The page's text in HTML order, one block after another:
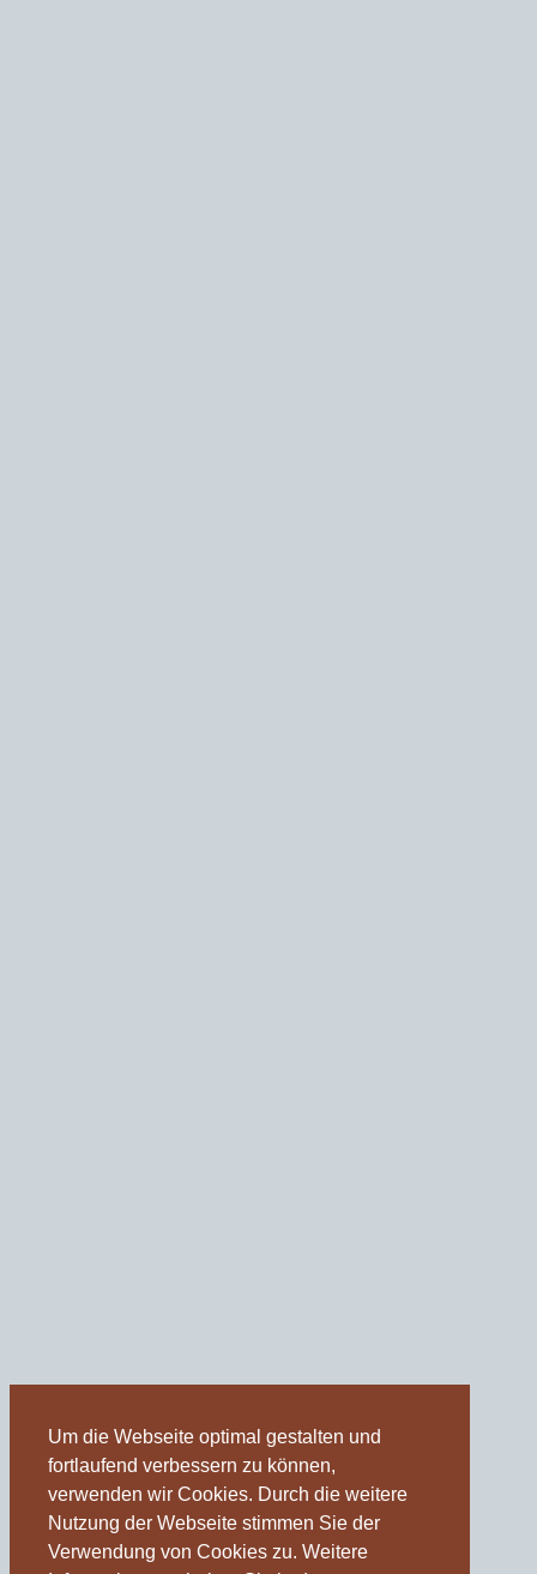
Um die Webseite optimal gestalten und
fortlaufend verbessern zu können,
verwenden wir Cookies. Durch die weitere
Nutzung der Webseite stimmen Sie der
Verwendung von Cookies zu. Weitere